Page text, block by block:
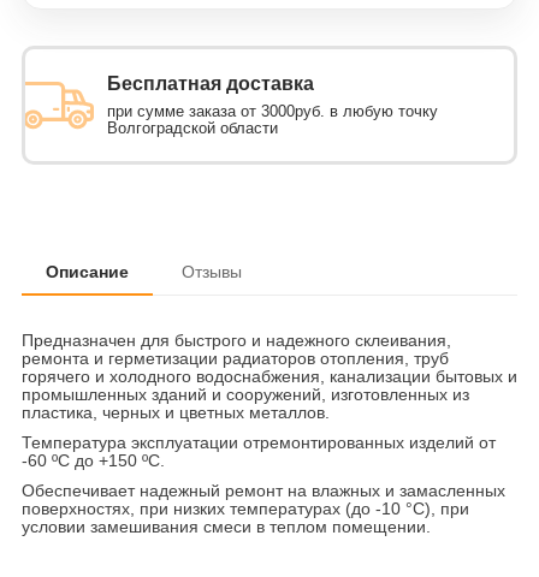
Бесплатная доставка
при сумме заказа от 3000руб. в любую точку
Волгоградской области
Описание Отзывы
Предназначен для быстрого и надежного склеивания,
ремонта и герметизации радиаторов отопления, труб
горячего и холодного водоснабжения, канализации бытовых и
промышленных зданий и сооружений, изготовленных из
пластика, черных и цветных металлов.
Температура эксплуатации отремонтированных изделий от
-60 ºС до +150 ºС.
Обеспечивает надежный ремонт на влажных и замасленных
поверхностях, при низких температурах (до -10 °С), при
условии замешивания смеси в теплом помещении.